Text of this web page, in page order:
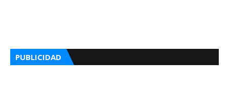
PUBLICIDAD